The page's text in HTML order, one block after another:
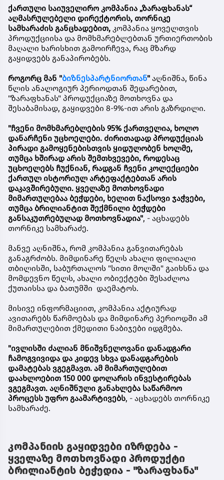
ქართული საიუველირო კომპანია „ზარაფხანას“
აღმასრულებელი დირექტორის, თორნიკე
სამხარაძის განცხადებით, კომპანია ყოველთვის
პროდუქციისა და მომხმარებლებთან ურთიერთობის
მაღალი ხარისხით გამოირჩევა, რაც მზარდ
გაყიდვებს განაპირობებს.
როგორც მან "ბიზნესპარტნიორთან" აღნიშნა, წინა
წლის ანალოგიურ პერიოდთან შედარებით,
"ზარაფხანას" პროდუქციაზე მოთხოვნა და
შესაბამისად, გაყიდვები 8-9%-ით არის გაზრდილი.
"ჩვენი მომხმარებლების 95% ქართველია, ხოლო
დანარჩენი უცხოელები. ძირითადად პროდუქციას
პირადი გამოყენებისთვის ყიდულობენ ხოლმე,
თუმცა ხშირად არის შემთხვევები, როდესაც
უცხოელებს ჩუქნიან, რადგან ჩვენი კოლექციები
ქართულ ისტორიულ არტეფაქტებთან არის
დაკავშირებული. ყველაზე მოთხოვნადი
მიმართულებაა ბეჭდები, ხელით ნაქსოვი ჯაჭვები,
თუმცა ბრილიანტით შექმნილი ბეჭდები
განსაკუთრებულად მოთხოვნადია", - აცხადებს
თორნიკე სამხარაძე.
მანვე აღნიშნა, რომ კომპანია განვითარებას
განაგრძობს. მიმდინარე წელს ახალი ფილიალი
თბილისში, საბურთალოს "სითი მოლში" გაიხსნა და
მომდევნო წელს, ახალი ობიექტები შესაძლოა
ქუთაისსა და ბათუმში დაემატოს.
მისივე ინფორმაციით, კომპანია აქტიურად
ავითარებს წარმოებას და მიმდინარე პერიოდში ამ
მიმართულებით ქმედითი ნაბიჯები იდგმება.
"ივლისში ძალიან მნიშვნელოვანი დანადგარი
ჩამოგვივიდა და კიდევ სხვა დანადგარების
დამატებას ვგეგმავთ. ამ მიმართულებით
დაახლოებით 150 000 დოლარის ინვესტირებას
ვგეგმავთ. აღნიშნული განახლება საწარმოო
პროცესს უფრო გაამარტივებს, - აცხადებს თორნიკე
სამხარაძე.
კომპანიის გაყიდვები იზრდება -
ყველაზე მოთხოვნადი პროდუქტი
ბრილიანტის ბეჭედია - "ზარაფხანა"